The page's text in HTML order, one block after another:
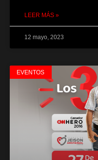
LEER MÁS »
12 mayo, 2023
EVENTOS